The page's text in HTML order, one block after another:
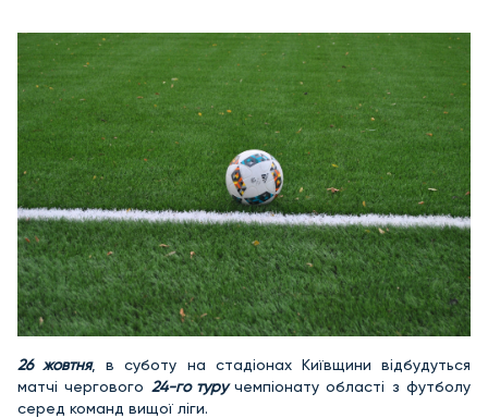
26 жовтня, в суботу на стадіонах Київщини відбудуться
матчі чергового 24-го туручемпіонату області з футболу
серед команд вищої ліги.